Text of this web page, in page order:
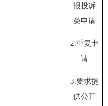
报投诉
类申请
2.重复申
请
3.要求提
供公开